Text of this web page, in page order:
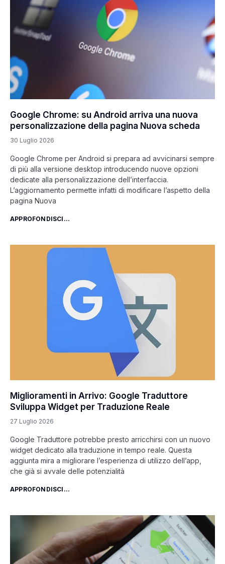
Google Chrome: su Android arriva una nuova
personalizzazione della pagina Nuova scheda
30 Luglio 2026
Google Chrome per Android si prepara ad avvicinarsi sempre
di più alla versione desktop introducendo nuove opzioni
dedicate alla personalizzazione dell’interfaccia.
L’aggiornamento permette infatti di modificare l’aspetto della
pagina Nuova
APPROFONDISCI...
Miglioramenti in Arrivo: Google Traduttore
Sviluppa Widget per Traduzione Reale
27 Luglio 2026
Google Traduttore potrebbe presto arricchirsi con un nuovo
widget dedicato alla traduzione in tempo reale. Questa
aggiunta mira a migliorare l’esperienza di utilizzo dell’app,
che già si avvale delle potenzialità
APPROFONDISCI...